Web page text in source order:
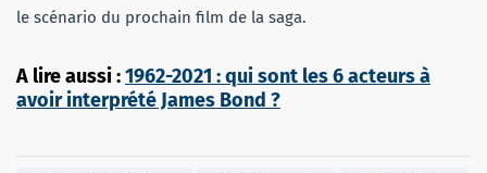
le scénario du prochain film de la saga.
A lire aussi :1962-2021 : qui sont les 6 acteurs à
avoir interprété James Bond ?